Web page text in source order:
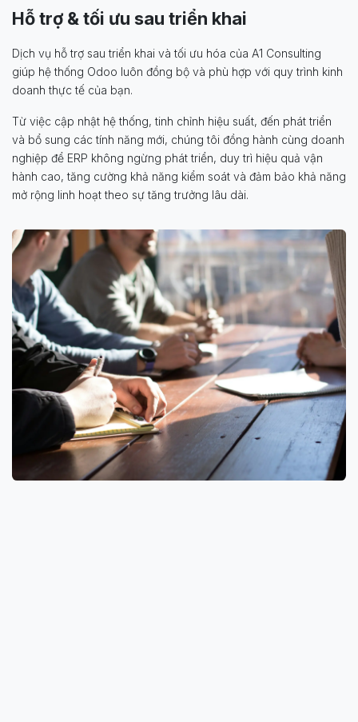
Hỗ trợ &​ tối ưu sau triển khai​
Dịch vụ hỗ trợ sau triển khai và tối ưu hóa của A1 Consulting
giúp hệ thống Odoo luôn đồng bộ và phù hợp với quy trình kinh
doanh thực tế của bạn.
Từ việc cập nhật hệ thống, tinh chỉnh hiệu suất, đến phát triển
và bổ sung các tính năng mới, chúng tôi đồng hành cùng doanh
nghiệp để ERP không ngừng phát triển, duy trì hiệu quả vận
hành cao, tăng cường khả năng kiểm soát và đảm bảo khả năng
mở rộng linh hoạt theo sự tăng trưởng lâu dài.